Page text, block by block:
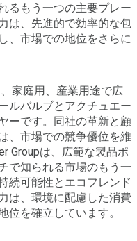
るもう一つの主要プレー
は、先進的で効率的な包
、市場での地位をさらに
家庭用、産業用途で広
ルバルブとアクチュエー
ーです。同社の革新と顧
、市場での競争優位を維
Groupは、広範な製品ポ
で知られる市場のもう一
続可能性とエコフレンド
は、環境に配慮した消費
位を確立しています。